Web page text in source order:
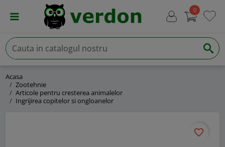
0
Acasa
Zootehnie
Articole pentru cresterea animalelor
Ingrijirea copitelor si ongloanelor
favorite_border